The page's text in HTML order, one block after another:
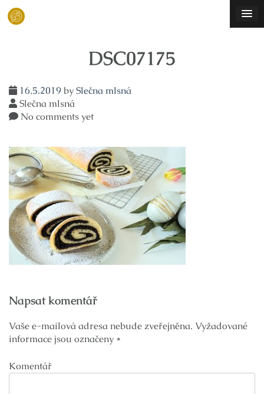
Skip
DSC07175
16.5.2019bySlečna mlsná
Slečna mlsná
No comments yet
pro
příspěvek
Napsat komentář
Vaše e-mailová adresa nebude zveřejněna. Vyžadované
informace jsou označeny *
Komentář